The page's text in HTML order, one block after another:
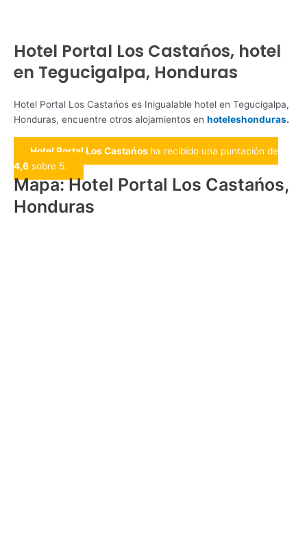
Hotel Portal Los Castańos, hotel
en Tegucigalpa, Honduras
Hotel Portal Los Castańos es Inigualable hotel en Tegucigalpa,
Honduras, encuentre otros alojamientos en hoteleshonduras.
Hotel Portal Los Castańos ha recibido una puntación de
4,6 sobre 5.
Mapa: Hotel Portal Los Castańos,
Honduras